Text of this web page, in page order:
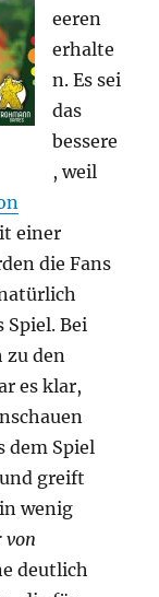
eeren
erhalte
n. Es sei
das
bessere
, weil
einer
die Fans
Bei
zu den
es klar,
dem Spiel
greift
wenig
von
deutlich